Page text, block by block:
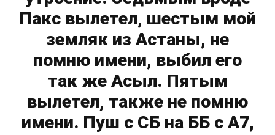
Пакс вылетел, шестым мой
земляк из Астаны, не
помню имени, выбил его
так же Асыл. Пятым
вылетел, также не помню
имени. Пуш с СБ на ББ с А7,